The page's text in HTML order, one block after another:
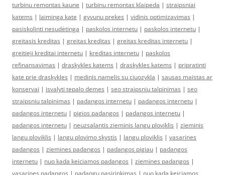
turbinu remontas kaune | turbinu remontas klaipeda | straipsniai
katems | laiminga kate | gyvunu prekes | vidinis optimizavimas |
pasiskolinti nesudėtinga | paskolos internetu | paskolos internetu |
greitasis kreditas | greitas kreditas | greitas kreditas internetu |
greitieji kreditai internetu | kreditas internetu | paskolos
refinansavimas | draskykles katems | draskykles katems | pripratinti
kate prie draskykles | medinis namelis su ciuozykla | sausas maistas ar
konservai | isvalyti tepalo demes | seo straipsniu talpinimas | seo
straipsniu talpinimas | padangos internetu | padangos internetu |
padangos internetu | pigios padangos | padangos internetu |
padangos internetu | neuzsalantis zieminis langu ploviklis | zieminis
langu ploviklis | langu plovimo skystis | langu ploviklis | vasarines
padangos | ziemines padangos | padangos pigiau | padangos
internetu | nuo kada keiciamos padangos | ziemines padangos |
vasarines padangos | padangu pasirinkimas | nuo kada keiciamos